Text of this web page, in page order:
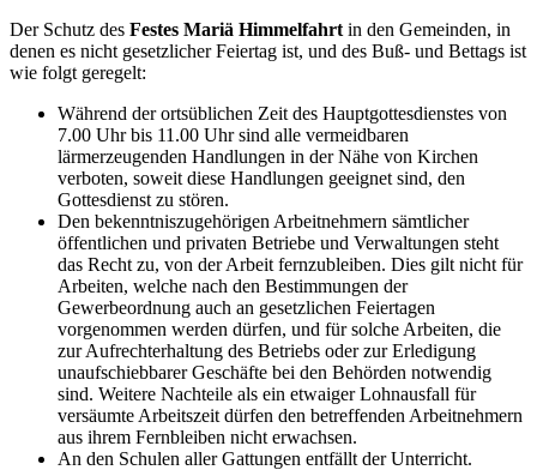
Der Schutz des Festes Mariä Himmelfahrt in den Gemeinden, in
denen es nicht gesetzlicher Feiertag ist, und des Buß- und Bettags ist
wie folgt geregelt:
Während der ortsüblichen Zeit des Hauptgottesdienstes von
7.00 Uhr bis 11.00 Uhr sind alle vermeidbaren
lärmerzeugenden Handlungen in der Nähe von Kirchen
verboten, soweit diese Handlungen geeignet sind, den
Gottesdienst zu stören.
Den bekenntniszugehörigen Arbeitnehmern sämtlicher
öffentlichen und privaten Betriebe und Verwaltungen steht
das Recht zu, von der Arbeit fernzubleiben. Dies gilt nicht für
Arbeiten, welche nach den Bestimmungen der
Gewerbeordnung auch an gesetzlichen Feiertagen
vorgenommen werden dürfen, und für solche Arbeiten, die
zur Aufrechterhaltung des Betriebs oder zur Erledigung
unaufschiebbarer Geschäfte bei den Behörden notwendig
sind. Weitere Nachteile als ein etwaiger Lohnausfall für
versäumte Arbeitszeit dürfen den betreffenden Arbeitnehmern
aus ihrem Fernbleiben nicht erwachsen.
An den Schulen aller Gattungen entfällt der Unterricht.